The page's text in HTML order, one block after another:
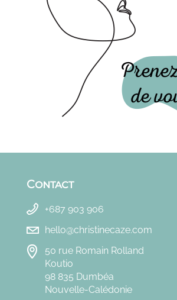
Contact
+687 903 906
hello@christinecaze.com
50 rue Romain Rolland
Koutio
98 835 Dumbéa
Nouvelle-Calédonie